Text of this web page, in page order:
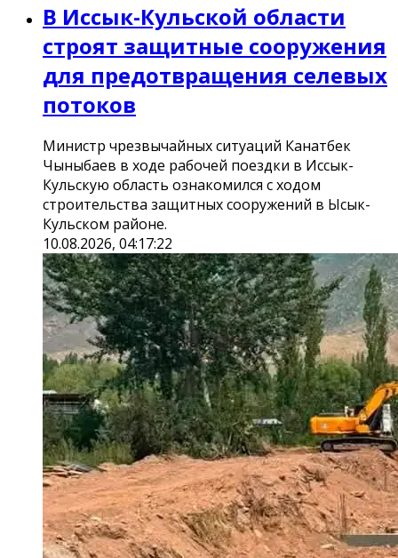
В Иссык-Кульской области
строят защитные сооружения
для предотвращения селевых
потоков
Министр чрезвычайных ситуаций Канатбек
Чыныбаев в ходе рабочей поездки в Иссык-
Кульскую область ознакомился с ходом
строительства защитных сооружений в Ысык-
Кульском районе.
10.08.2026, 04:17:22